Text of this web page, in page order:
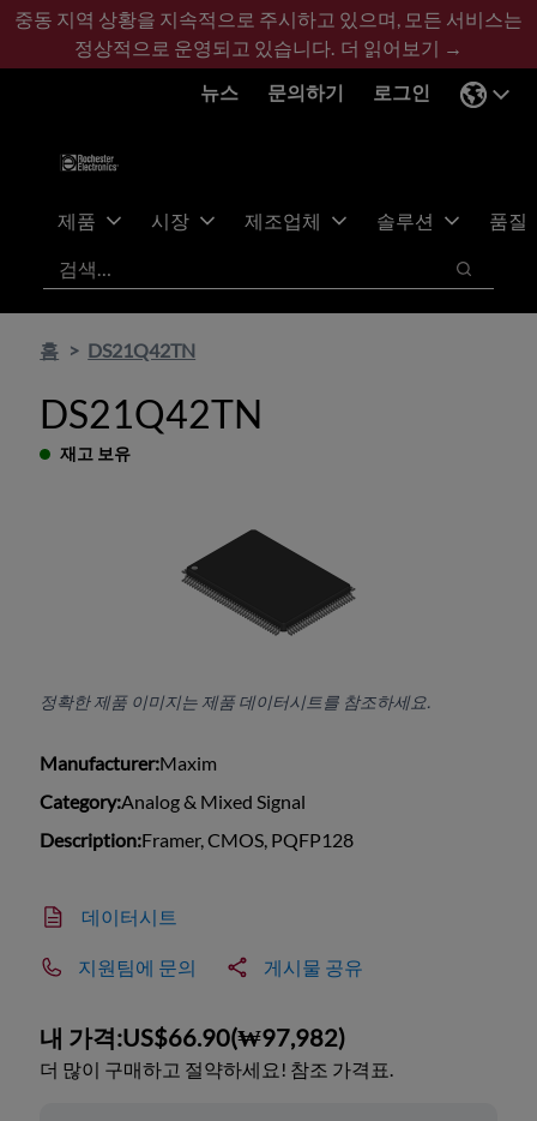
기
콘
바
글
중동 지역 상황을 지속적으로 주시하고 있으며, 모든 서비스는
정상적으로 운영되고 있습니다. 더 읽어보기 →
뉴스
문의하기 로그인
제품 시장 제조업체 솔루션
품질
검색
검색
홈 DS21Q42TN
DS21Q42TN
재고 보유
정확한 제품 이미지는 제품 데이터시트를 참조하세요.
Manufacturer:Maxim
Category:Analog & Mixed Signal
Description:Framer, CMOS, PQFP128
데이터시트
지원팀에 문의 게시물 공유
내 가격:US$66.90(₩97,982)
더 많이 구매하고 절약하세요! 참조 가격표.